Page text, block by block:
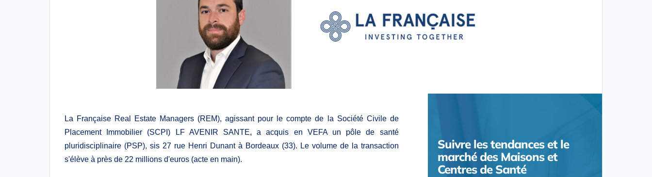
La Française Real Estate Managers (REM), agissant pour le compte de la Société Civile de
Placement Immobilier (SCPI) LF AVENIR SANTE, a acquis en VEFA un pôle de santé
pluridisciplinaire (PSP), sis 27 rue Henri Dunant à Bordeaux (33). Le volume de la transaction
s'élève à près de 22 millions d'euros (acte en main).
Suivre les tendances et le
marché des Maisons et
Centres de Santé